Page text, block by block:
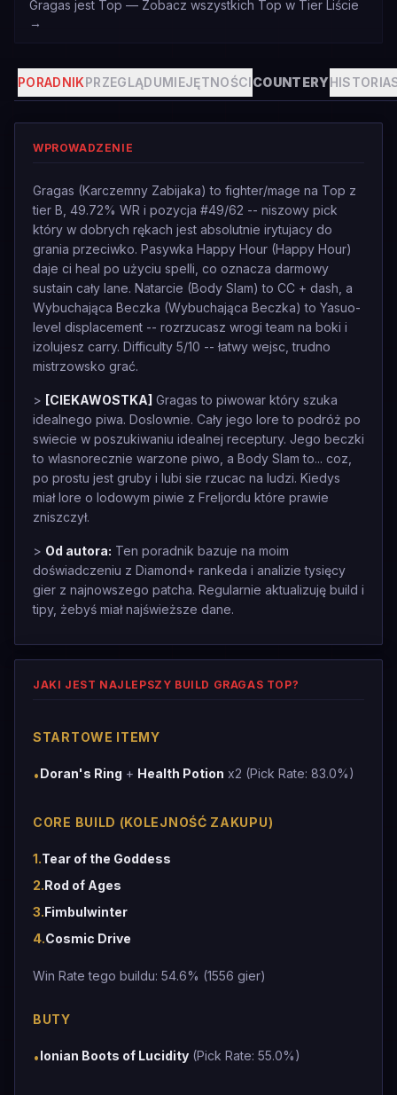
Gragas jest Top — Zobacz wszystkich Top w Tier Liście
→
PORADNIKPRZEGLĄDUMIEJĘTNOŚCICOUNTERYHISTORIA
WPROWADZENIE
Gragas (Karczemny Zabijaka) to fighter/mage na Top z
tier B, 49.72% WR i pozycja #49/62 -- niszowy pick
który w dobrych rękach jest absolutnie irytujacy do
grania przeciwko. Pasywka Happy Hour (Happy Hour)
daje ci heal po użyciu spelli, co oznacza darmowy
sustain cały lane. Natarcie (Body Slam) to CC + dash, a
Wybuchająca Beczka (Wybuchająca Beczka) to Yasuo-
level displacement -- rozrzucasz wrogi team na boki i
izolujesz carry. Difficulty 5/10 -- łatwy wejsc, trudno
mistrzowsko grać.
> [CIEKAWOSTKA] Gragas to piwowar który szuka
idealnego piwa. Doslownie. Cały jego lore to podróż po
swiecie w poszukiwaniu idealnej receptury. Jego beczki
to wlasnorecznie warzone piwo, a Body Slam to... coz,
po prostu jest gruby i lubi sie rzucac na ludzi. Kiedys
miał lore o lodowym piwie z Freljordu które prawie
zniszczył.
> Od autora: Ten poradnik bazuje na moim
doświadczeniu z Diamond+ rankeda i analizie tysięcy
gier z najnowszego patcha. Regularnie aktualizuję build i
tipy, żebyś miał najświeższe dane.
JAKI JEST NAJLEPSZY BUILD GRAGAS TOP?
STARTOWE ITEMY
•Doran's Ring + Health Potion x2 (Pick Rate: 83.0%)
CORE BUILD (KOLEJNOŚĆ ZAKUPU)
1.Tear of the Goddess
2.Rod of Ages
3.Fimbulwinter
4.Cosmic Drive
Win Rate tego buildu: 54.6% (1556 gier)
BUTY
•Ionian Boots of Lucidity (Pick Rate: 55.0%)